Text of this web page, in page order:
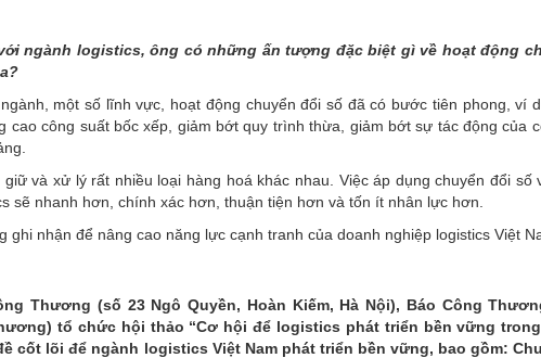
ngành logistics, ông có những ấn tượng đặc biệt gì về hoạt động
một số lĩnh vực, hoạt động chuyển đổi số đã có bước tiên phong, ví
cao công suất bốc xếp, giảm bớt quy trình thừa, giảm bớt sự tác động của
và xử lý rất nhiều loại hàng hoá khác nhau. Việc áp dụng chuyển đổi số
sẽ nhanh hơn, chính xác hơn, thuận tiện hơn và tốn ít nhân lực hơn.
nhận để nâng cao năng lực cạnh tranh của doanh nghiệp logistics Việt
Thương (số 23 Ngô Quyền, Hoàn Kiếm, Hà Nội), Báo Công
tổ chức hội thảo “Cơ hội để logistics phát triển bền vững
cốt lõi để ngành logistics Việt Nam phát triển bền vững, bao gồm: